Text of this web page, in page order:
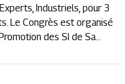
Experts, Industriels, pour 3
Le Congrès est organisé
des SI de Sa...